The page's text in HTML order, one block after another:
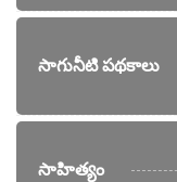
సాగునీటి పథకాలు
సాహిత్యం